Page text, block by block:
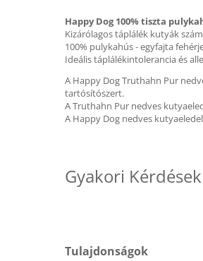
Happy Dog 100% tiszta
Kizárólagos táplálék kutyák
100% pulykahús - egyfajta
Ideális táplálékintolerancia és
A Happy Dog Truthahn Pur
tartósítószert.
A Truthahn Pur nedves
A Happy Dog nedves
Gyakori Kérdések
Tulajdonságok